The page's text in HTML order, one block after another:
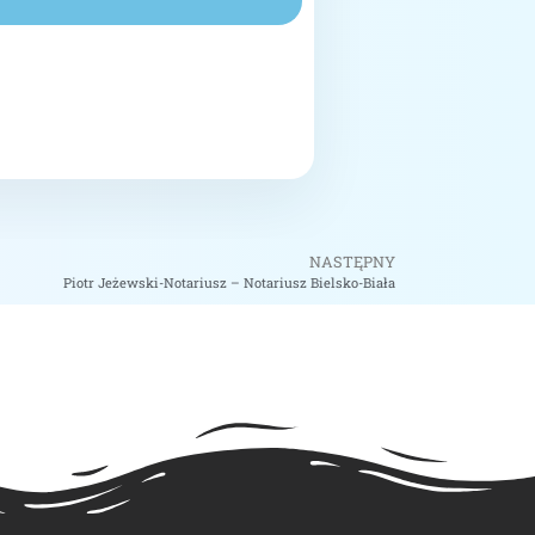
NASTĘPNY
Piotr Jeżewski-Notariusz – Notariusz Bielsko-Biała